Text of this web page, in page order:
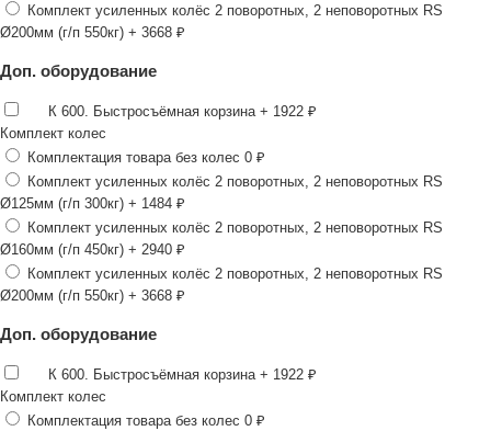
Комплект усиленных колёс 2 поворотных, 2 неповоротных RS
Ø200мм (г/п 550кг) + 3668 ₽
Доп. оборудование
К 600. Быстросъёмная корзина + 1922 ₽
Комплект колес
Комплектация товара без колес 0 ₽
Комплект усиленных колёс 2 поворотных, 2 неповоротных RS
Ø125мм (г/п 300кг) + 1484 ₽
Комплект усиленных колёс 2 поворотных, 2 неповоротных RS
Ø160мм (г/п 450кг) + 2940 ₽
Комплект усиленных колёс 2 поворотных, 2 неповоротных RS
Ø200мм (г/п 550кг) + 3668 ₽
Доп. оборудование
К 600. Быстросъёмная корзина + 1922 ₽
Комплект колес
Комплектация товара без колес 0 ₽